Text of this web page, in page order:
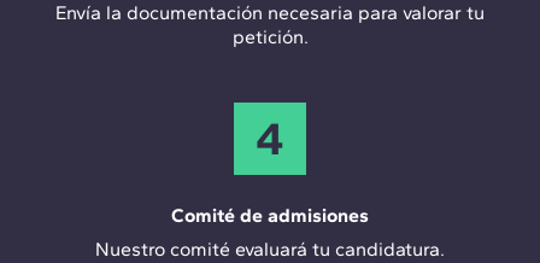
Envía la documentación necesaria para valorar tu
petición.
4
Comité de admisiones
Nuestro comité evaluará tu candidatura.